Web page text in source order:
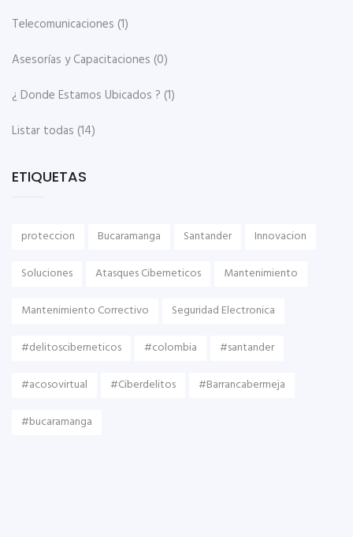
Telecomunicaciones (1)
Asesorías y Capacitaciones (0)
¿ Donde Estamos Ubicados ? (1)
Listar todas (14)
ETIQUETAS
proteccion Bucaramanga Santander Innovacion
Soluciones Atasques Ciberneticos Mantenimiento
Mantenimiento Correctivo Seguridad Electronica
#delitosciberneticos #colombia #santander
#acosovirtual #Ciberdelitos #Barrancabermeja
#bucaramanga